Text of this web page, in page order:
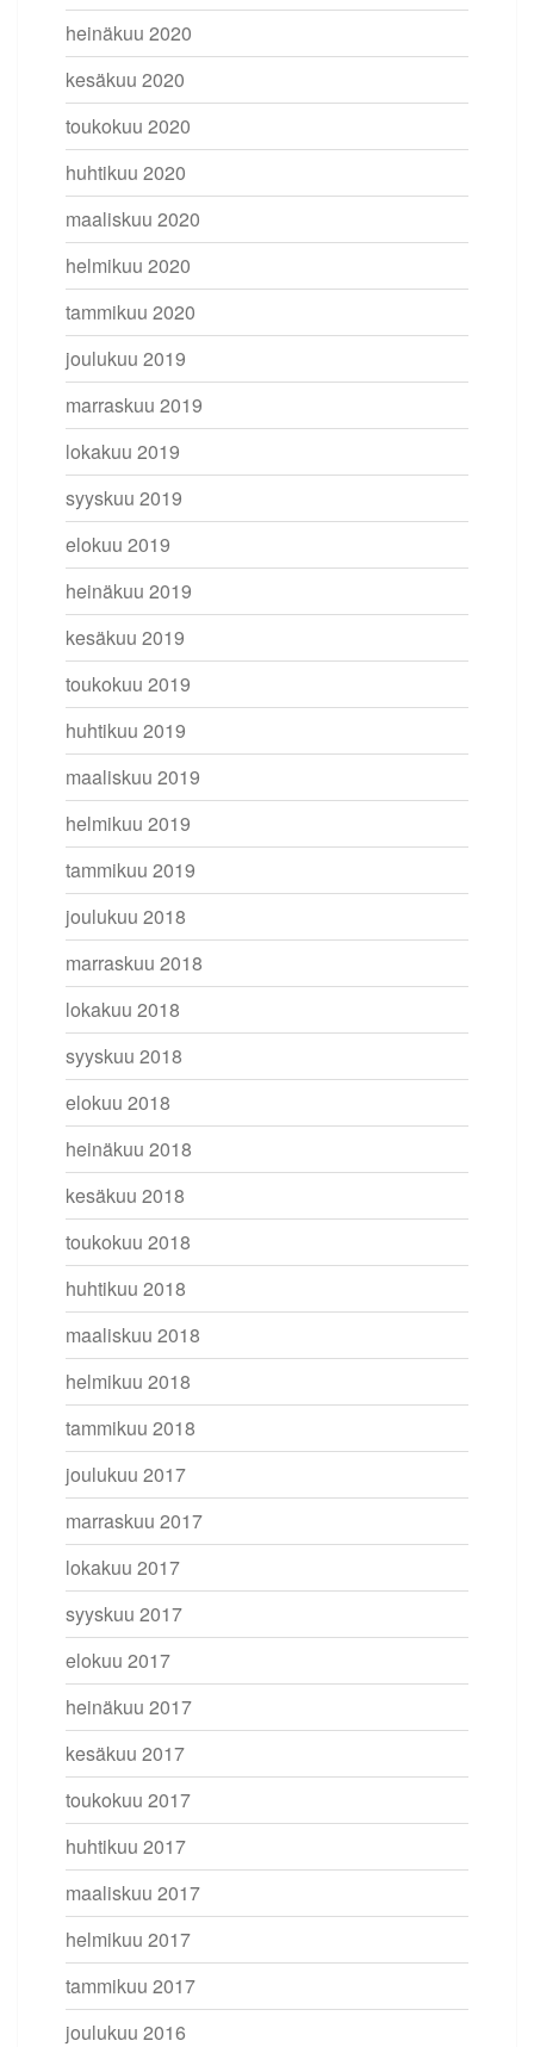
heinäkuu 2020
kesäkuu 2020
toukokuu 2020
huhtikuu 2020
maaliskuu 2020
helmikuu 2020
tammikuu 2020
joulukuu 2019
marraskuu 2019
lokakuu 2019
syyskuu 2019
elokuu 2019
heinäkuu 2019
kesäkuu 2019
toukokuu 2019
huhtikuu 2019
maaliskuu 2019
helmikuu 2019
tammikuu 2019
joulukuu 2018
marraskuu 2018
lokakuu 2018
syyskuu 2018
elokuu 2018
heinäkuu 2018
kesäkuu 2018
toukokuu 2018
huhtikuu 2018
maaliskuu 2018
helmikuu 2018
tammikuu 2018
joulukuu 2017
marraskuu 2017
lokakuu 2017
syyskuu 2017
elokuu 2017
heinäkuu 2017
kesäkuu 2017
toukokuu 2017
huhtikuu 2017
maaliskuu 2017
helmikuu 2017
tammikuu 2017
joulukuu 2016